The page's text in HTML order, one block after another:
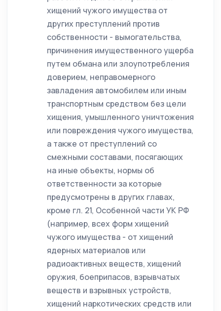
хищений чужого имущества от
других преступлений против
собственности - вымогательства,
причинения имущественного ущерба
путем обмана или злоупотребления
доверием, неправомерного
завладения автомобилем или иным
транспортным средством без цели
хищения, умышленного уничтожения
или повреждения чужого имущества,
а также от преступлений со
смежными составами, посягающих
на иные объекты, нормы об
ответственности за которые
предусмотрены в других главах,
кроме гл. 21, Особенной части УК РФ
(например, всех форм хищений
чужого имущества - от хищений
ядерных материалов или
радиоактивных веществ, хищений
оружия, боеприпасов, взрывчатых
веществ и взрывных устройств,
хищений наркотических средств или